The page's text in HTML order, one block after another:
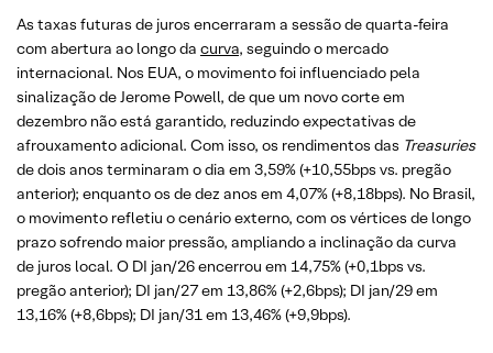
As taxas futuras de juros encerraram a sessão de quarta-feira
com abertura ao longo da curva, seguindo o mercado
internacional. Nos EUA, o movimento foi influenciado pela
sinalização de Jerome Powell, de que um novo corte em
dezembro não está garantido, reduzindo expectativas de
afrouxamento adicional. Com isso, os rendimentos das Treasuries
de dois anos terminaram o dia em 3,59% (+10,55bps vs. pregão
anterior); enquanto os de dez anos em 4,07% (+8,18bps). No Brasil,
o movimento refletiu o cenário externo, com os vértices de longo
prazo sofrendo maior pressão, ampliando a inclinação da curva
de juros local. O DI jan/26 encerrou em 14,75% (+0,1bps vs.
pregão anterior); DI jan/27 em 13,86% (+2,6bps); DI jan/29 em
13,16% (+8,6bps); DI jan/31 em 13,46% (+9,9bps).